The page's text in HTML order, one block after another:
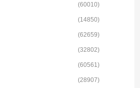
(60010)
(14850)
(62659)
(32802)
(60561)
(28907)